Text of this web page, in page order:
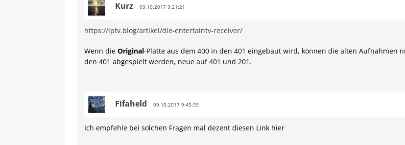
Kurz 09.10.2017 9:21:21
https://iptv.blog/artikel/die-entertaintv-receiver/
Wenn die Original-Platte aus dem 400 in den 401 eingebaut wird, können die alten Aufnahmen
den 401 abgespielt werden, neue auf 401 und 201.
Fifaheld 09.10.2017 9:45:39
Ich empfehle bei solchen Fragen mal dezent diesen Link hier